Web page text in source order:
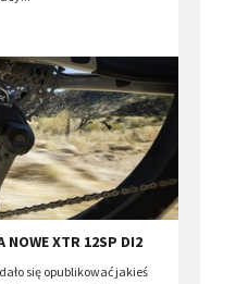
NOWE XTR 12SP DI2
się opublikować jakieś